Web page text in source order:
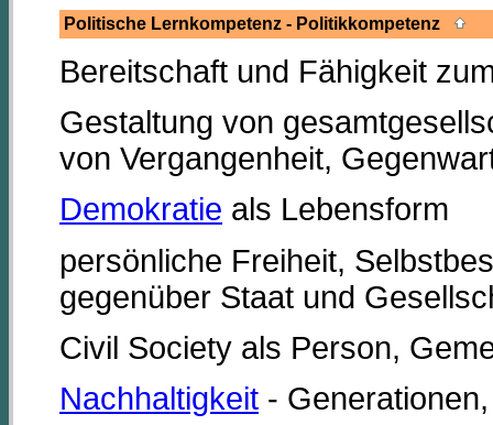
Politische Lernkompetenz - Politikkompetenz
Bereitschaft und Fähigkeit
Gestaltung von
von Vergangenheit,
Demokratie als Lebensform
persönliche Freiheit,
gegenüber Staat und
Civil Society als Person,
Nachhaltigkeit -